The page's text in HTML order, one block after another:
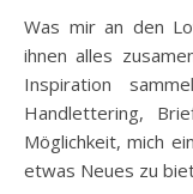
Was mir an den
ihnen alles
Inspiration
Handlettering,
Möglichkeit, mich
etwas Neues zu